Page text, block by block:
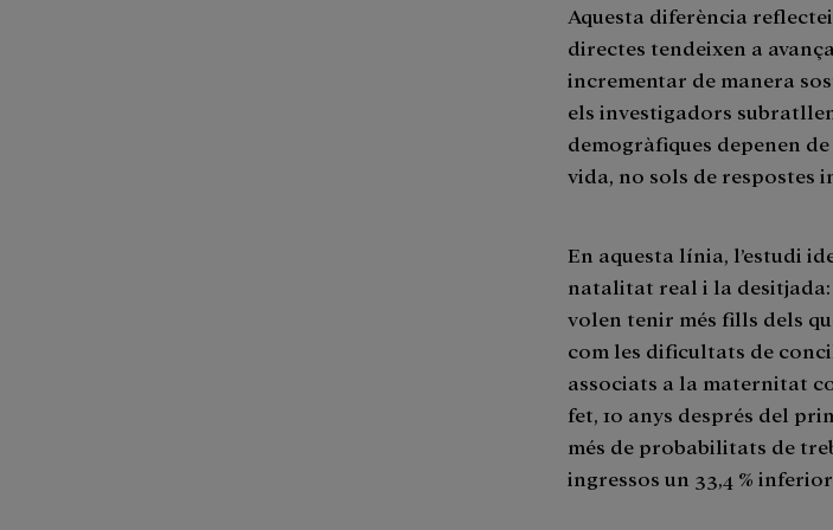
Aquesta diferència
directes tendeixen a
incrementar de manera
els investigadors
demogràfiques depenen
vida, no sols de respostes
En aquesta línia, l’estudi
natalitat real i la desitjada:
volen tenir més fills dels
com les dificultats de
associats a la maternitat
fet, 10 anys després del
més de probabilitats de
ingressos un 33,4 %